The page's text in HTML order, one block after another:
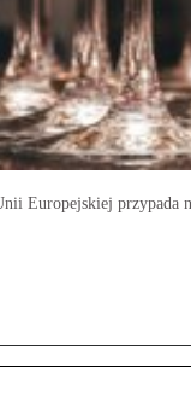
Europejskiej przypada